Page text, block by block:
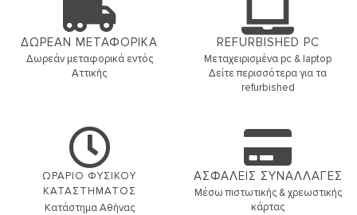
ΔΩΡΕΑΝ ΜΕΤΑΦΟΡΙΚΑ
Δωρεάν μεταφορικά εντός
Αττικής
REFURBISHED PC
Μεταχειρισμένα pc & laptop
Δείτε περισσότερα για τα
refurbished
ΩΡΑΡΙΟ ΦΥΣΙΚΟΥ
ΚΑΤΑΣΤΗΜΑΤΟΣ
Κατάστημα Αθήνας
ΑΣΦΑΛΕΙΣ ΣΥΝΑΛΛΑΓΕΣ
Μέσω πιστωτικής & χρεωστικής
κάρτας